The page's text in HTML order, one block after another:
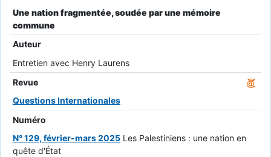
Une nation fragmentée, soudée par une mémoire
commune
Auteur
Entretien avec Henry Laurens
Revue
Questions Internationales
Numéro
N° 129, février-mars 2025 Les Palestiniens : une nation en
quête d'État